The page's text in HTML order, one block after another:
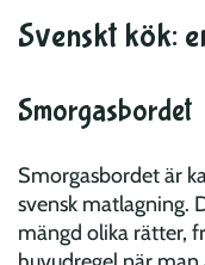
Svenskt kök:
Smorgasbordet
Smorgasbordet är
svensk matlagning.
mängd olika rätter,